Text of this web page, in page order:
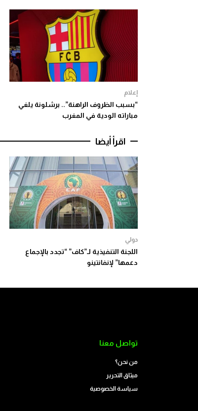
إعلام
“بسبب الظروف الراهنة”.. برشلونة يلغي
مباراته الودية في المغرب
اقرأ أيضا
دولي
اللجنة التنفيذية لـ”كاف” “تجدد بالإجماع
دعمها” لإنفانتينو
تواصل معنا
من نحن؟
ميثاق التحرير
سياسة الخصوصية